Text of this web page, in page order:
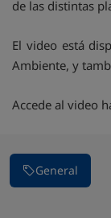
de las distintas
El video está
Ambiente, y
Accede al video
General